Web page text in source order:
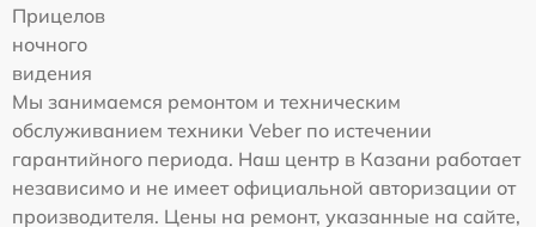
Прицелов
ночного
видения
Мы занимаемся ремонтом и техническим
обслуживанием техники Veber по истечении
гарантийного периода. Наш центр в Казани работает
независимо и не имеет официальной авторизации от
производителя. Цены на ремонт, указанные на сайте,